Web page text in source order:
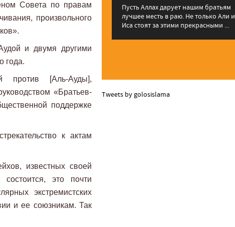
Совета по правам
произвольного
и двумя другими
года.
против [Аль-Ауды],
«Братьев-
поддержке
к актам
известных своей
это почти
экстремистских
и ее союзникам. Так
Пусть Аллах дарует нашим братьям
лучшее месть в раю. Не только Али и
Иса стоят за этими прекрасными ...
Tweets by golosislama